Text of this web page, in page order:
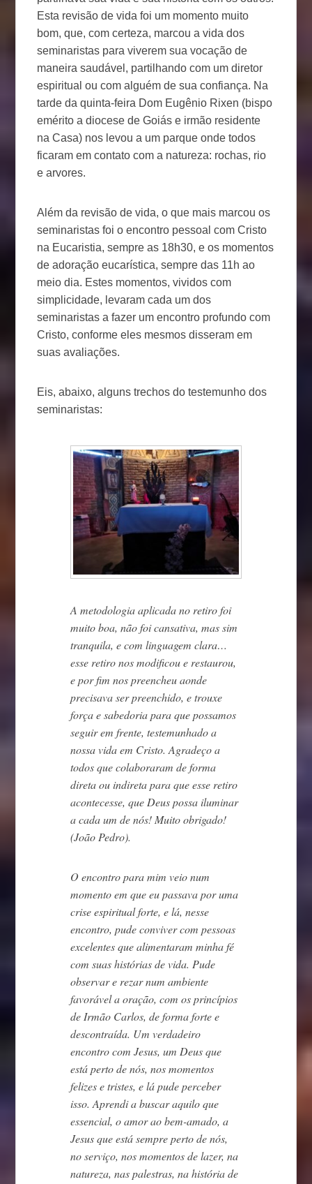
Esta revisão de vida foi um momento muito
bom, que, com certeza, marcou a vida dos
seminaristas para viverem sua vocação de
maneira saudável, partilhando com um diretor
espiritual ou com alguém de sua confiança. Na
tarde da quinta-feira Dom Eugênio Rixen (bispo
emérito a diocese de Goiás e irmão residente
na Casa) nos levou a um parque onde todos
ficaram em contato com a natureza: rochas, rio
e arvores.
Além da revisão de vida, o que mais marcou os
seminaristas foi o encontro pessoal com Cristo
na Eucaristia, sempre as 18h30, e os momentos
de adoração eucarística, sempre das 11h ao
meio dia. Estes momentos, vividos com
simplicidade, levaram cada um dos
seminaristas a fazer um encontro profundo com
Cristo, conforme eles mesmos disseram em
suas avaliações.
Eis, abaixo, alguns trechos do testemunho dos
seminaristas:
A metodologia aplicada no retiro foi
muito boa, não foi cansativa, mas sim
tranquila, e com linguagem clara…
esse retiro nos modificou e restaurou,
e por fim nos preencheu aonde
precisava ser preenchido, e trouxe
força e sabedoria para que possamos
seguir em frente, testemunhado a
nossa vida em Cristo. Agradeço a
todos que colaboraram de forma
direta ou indireta para que esse retiro
acontecesse, que Deus possa iluminar
a cada um de nós! Muito obrigado!
(João Pedro).
O encontro para mim veio num
momento em que eu passava por uma
crise espiritual forte, e lá, nesse
encontro, pude conviver com pessoas
excelentes que alimentaram minha fé
com suas histórias de vida. Pude
observar e rezar num ambiente
favorável a oração, com os princípios
de Irmão Carlos, de forma forte e
descontraída. Um verdadeiro
encontro com Jesus, um Deus que
está perto de nós, nos momentos
felizes e tristes, e lá pude perceber
isso. Aprendi a buscar aquilo que
essencial, o amor ao bem-amado, a
Jesus que está sempre perto de nós,
no serviço, nos momentos de lazer, na
natureza, nas palestras, na história de